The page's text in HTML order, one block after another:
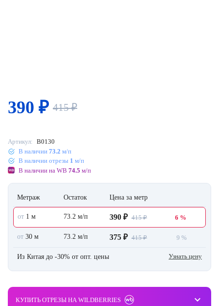
390 ₽ 415₽
Артикул: B0130
В наличии 73.2 м/п
В наличии отрезы 1 м/п
В наличии на WB 74.5 м/п
Метраж Остаток Цена за метр
от 1 м 73.2 м/п 390 ₽ 415 ₽ 6 %
от 30 м 73.2 м/п 375 ₽ 415 ₽ 9 %
Из Китая до -30% от опт. цены Узнать цену
КУПИТЬ ОТРЕЗЫ НА WILDBERRIES keyboard_arrow_down